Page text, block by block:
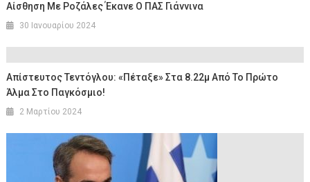
Aίσθηση Με Ροζάλες Έκανε Ο ΠΑΣ Γιάννινα
30 Ιανουαρίου 2024
Απίστευτος Τεντόγλου: «Πέταξε» Στα 8.22μ Από Το Πρώτο
Άλμα Στο Παγκόσμιο!
2 Μαρτίου 2024